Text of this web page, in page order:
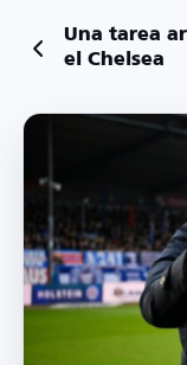
Una tarea
el Chelsea